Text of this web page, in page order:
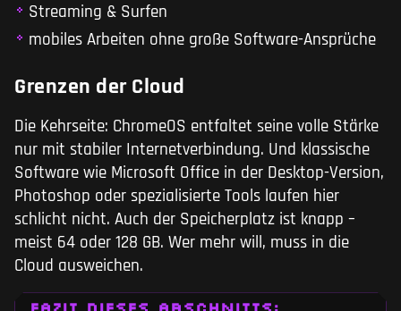
Streaming & Surfen
mobiles Arbeiten ohne große Software-Ansprüche
Grenzen der Cloud
Die Kehrseite: ChromeOS entfaltet seine volle Stärke
nur mit stabiler Internetverbindung. Und klassische
Software wie Microsoft Office in der Desktop-Version,
Photoshop oder spezialisierte Tools laufen hier
schlicht nicht. Auch der Speicherplatz ist knapp –
meist 64 oder 128 GB. Wer mehr will, muss in die
Cloud ausweichen.